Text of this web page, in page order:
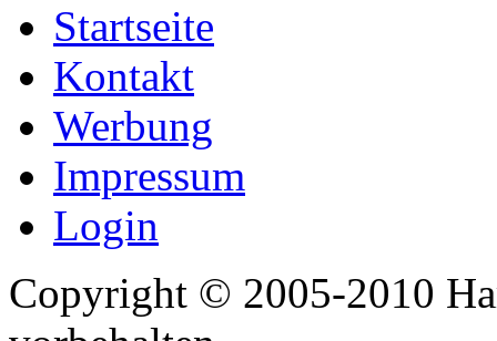
Startseite
Kontakt
Werbung
Impressum
Login
Copyright © 2005-2010